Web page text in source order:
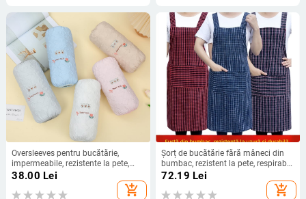
Oversleeves pentru bucătărie,
impermeabile, rezistente la pete,
antiulei, cu design desen animat,
38.00 Lei
add_shopping_cart
Șorț de bucătărie fără mâneci din
bumbac, rezistent la pete, respirabil,
model geometric, stil modern
72.19 Lei
add_shopping_cart